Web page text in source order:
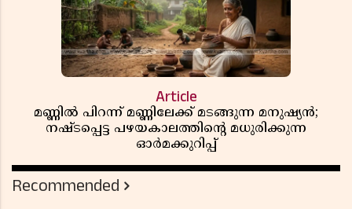
Article
മണ്ണിൽ പിറന്ന് മണ്ണിലേക്ക് മടങ്ങുന്ന മനുഷ്യൻ;
നഷ്ടപ്പെട്ട പഴയകാലത്തിൻ്റെ മധുരിക്കുന്ന
ഓർമക്കുറിപ്പ്
Recommended